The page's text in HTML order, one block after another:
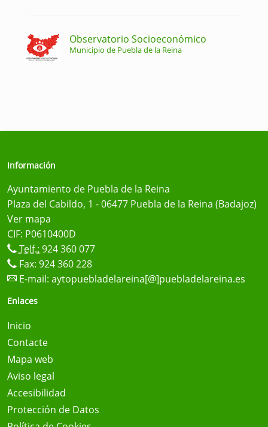
Observatorio Socioeconómico
Municipio de Puebla de la Reina
Información
Ayuntamiento de Puebla de la Reina
Plaza del Cabildo, 1 - 06477 Puebla de la Reina (Badajoz)
Ver mapa
CIF: P0610400D
Telf.: 924 360 077
Fax: 924 360 228
E-mail: aytopuebladelareina[@]puebladelareina.es
Enlaces
Inicio
Contacte
Mapa web
Aviso legal
Accesibilidad
Protección de Datos